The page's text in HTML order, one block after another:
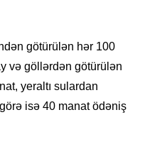
götürülən hər 100
və göllərdən götürülən
yeraltı sulardan
isə 40 manat ödəniş